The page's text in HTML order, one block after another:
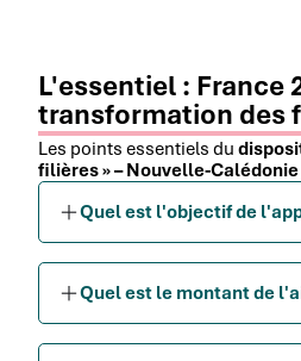
L'essentiel : France
transformation des
Les points essentiels du
filières » – Nouvelle-Calédonie
Quel est l'objectif de
Quel est le montant de